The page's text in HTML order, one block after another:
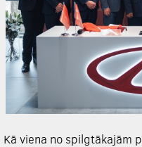
Kā viena no spilgtākajām